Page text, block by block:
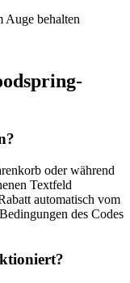
Auge behalten
oder während
Textfeld
automatisch vom
des Codes